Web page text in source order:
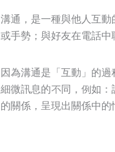
溝通，是一種與他人互
或手勢；與好友在電話中
因為溝通是「互動」的
細微訊息的不同，例如
的關係，呈現出關係中的